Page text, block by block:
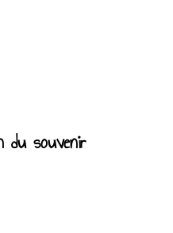
du souvenir